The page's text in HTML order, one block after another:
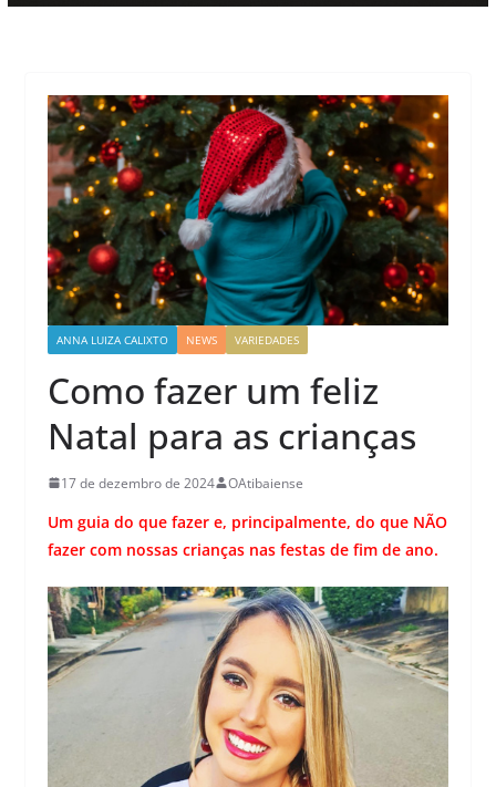
ANNA LUIZA CALIXTO NEWS VARIEDADES
Como fazer um feliz
Natal para as crianças
17 de dezembro de 2024 OAtibaiense
Um guia do que fazer e, principalmente, do que NÃO
fazer com nossas crianças nas festas de fim de ano.